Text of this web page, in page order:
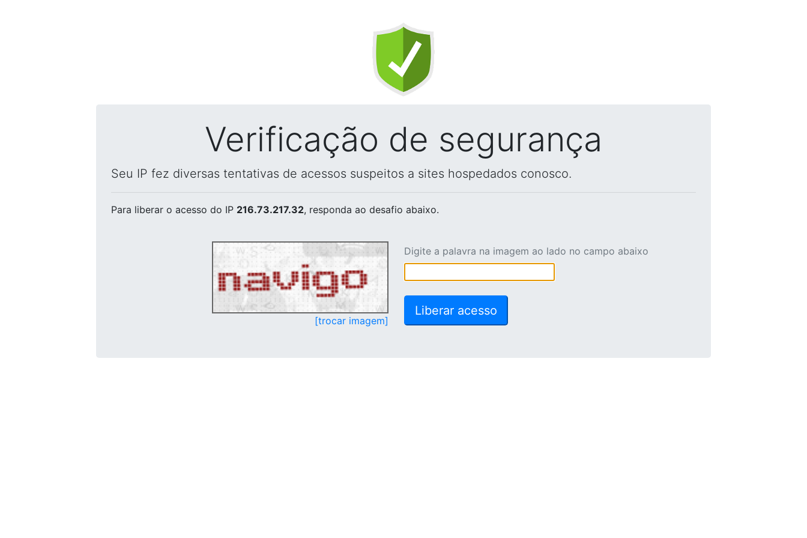
Verificação de segurança
Seu IP fez diversas tentativas de acessos suspeitos a sites hospedados conosco.
Para liberar o acesso do IP 216.73.217.32, responda ao desafio abaixo.
[trocar imagem]
Digite a palavra na imagem ao lado no campo abaixo